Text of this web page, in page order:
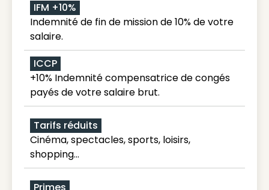
IFM +10%
Indemnité de fin de mission de 10% de votre
salaire.
ICCP
+10% Indemnité compensatrice de congés
payés de votre salaire brut.
Tarifs réduits
Cinéma, spectacles, sports, loisirs,
shopping...